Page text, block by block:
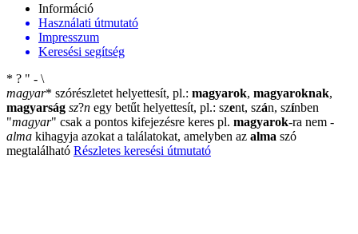
Információ
Használati útmutató
Impresszum
Keresési segítség
* ? " - \
magyar* szórészletet helyettesít, pl.: magyarok, magyaroknak,
magyarság sz?n egy betűt helyettesít, pl.: szent, szán, színben
"magyar" csak a pontos kifejezésre keres pl. magyarok-ra nem -
alma kihagyja azokat a találatokat, amelyben az alma szó
megtalálható Részletes keresési útmutató